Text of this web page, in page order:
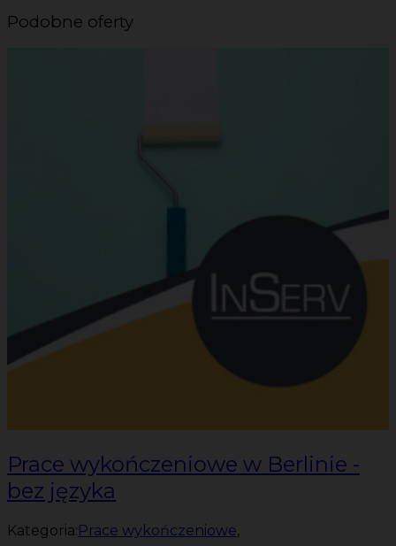
Podobne oferty
Prace wykończeniowe w Berlinie -
bez języka
Kategoria: Prace wykończeniowe,